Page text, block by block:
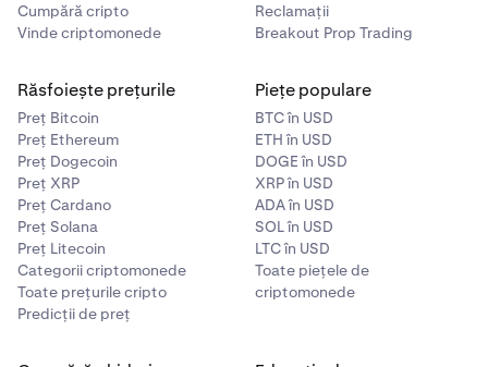
Cumpără cripto
Vinde criptomonede
Reclamații
Breakout Prop Trading
Răsfoiește prețurile
Preț Bitcoin
Preț Ethereum
Preț Dogecoin
Preț XRP
Preț Cardano
Preț Solana
Preț Litecoin
Categorii criptomonede
Toate prețurile cripto
Predicții de preț
Piețe populare
BTC în USD
ETH în USD
DOGE în USD
XRP în USD
ADA în USD
SOL în USD
LTC în USD
Toate piețele de
criptomonede